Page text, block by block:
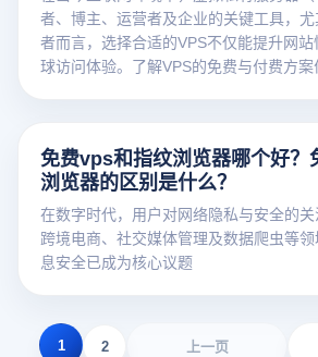
者、博主、运营者及企业的关键工具，
者而言，选择合适的VPS不仅能提升网
球访问体验。了解VPS的免费与付费方
免费vps和指纹浏览器哪个好
浏览器的区别是什么？
在数字时代，用户对网络隐私与安全的
跨境电商、社交媒体管理及数据爬虫等
息安全已成为核心议题
上一页
1 2